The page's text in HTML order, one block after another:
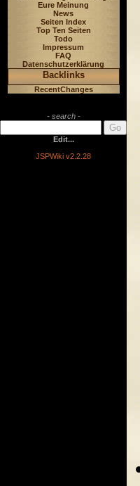
Eure Meinung
News
Seiten Index
Top Ten Seiten
Todo
Impressum
FAQ
Datenschutzerklärung
Backlinks
RecentChanges
- search -
Edit...
JSPWiki v2.2.28